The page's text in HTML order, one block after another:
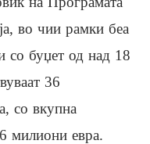
во чии рамки беа
со буџет од над 18
36
со вкупна
милиони евра.